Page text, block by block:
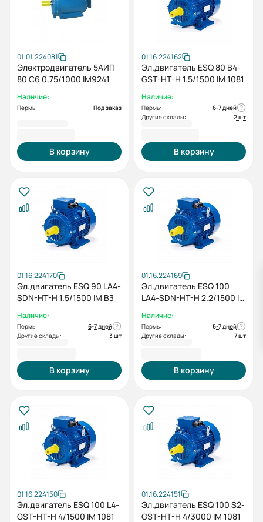
01.01.224081
Электродвигатель 5АИП
80 С6 0,75/1000 IM9241
Наличие:
Пермь: Под заказ
В корзину
01.16.224162
Эл.двигатель ESQ 80 B4-
GST-HT-H 1.5/1500 IM 1081
Наличие:
Пермь:
6-7 дней
Другие склады:
2 шт
В корзину
01.16.224170
Эл.двигатель ESQ 90 LA4-
SDN-HT-H 1.5/1500 IM B3
Наличие:
Пермь:
6-7 дней
Другие склады:
3 шт
В корзину
01.16.224169
Эл.двигатель ESQ 100
LA4-SDN-HT-H 2.2/1500 IM
Наличие:
Пермь:
6-7 дней
Другие склады:
7 шт
В корзину
01.16.224150
Эл.двигатель ESQ 100 L4-
GST-HT-H 4/1500 IM 1081
01.16.224151
Эл.двигатель ESQ 100 S2-
GST-HT-H 4/3000 IM 1081